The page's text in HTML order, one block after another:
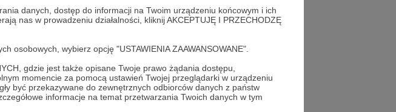
danych, dostęp do informacji na Twoim urządzeniu końcowym i ich
nas w prowadzeniu działalności, kliknij AKCEPTUJĘ I PRZECHODZĘ
osobowych, wybierz opcję "USTAWIENIA ZAAWANSOWANE".
gdzie jest także opisane Twoje prawo żądania dostępu,
momencie za pomocą ustawień Twojej przeglądarki w urządzeniu
być przekazywane do zewnętrznych odbiorców danych z państw
informacje na temat przetwarzania Twoich danych w tym
lub